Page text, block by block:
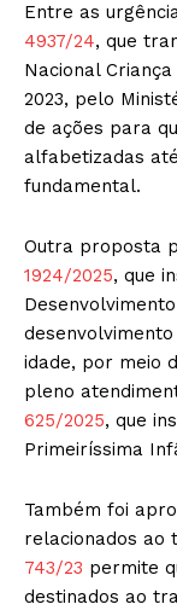
Entre as
4937/24, que
Nacional
2023, pelo
de ações para
alfabetizadas
fundamental.
Outra proposta
1924/2025, que
idade, por meio
pleno
625/2025, que
Primeiríssima
Também foi
relacionados ao
743/23 permite
destinados ao